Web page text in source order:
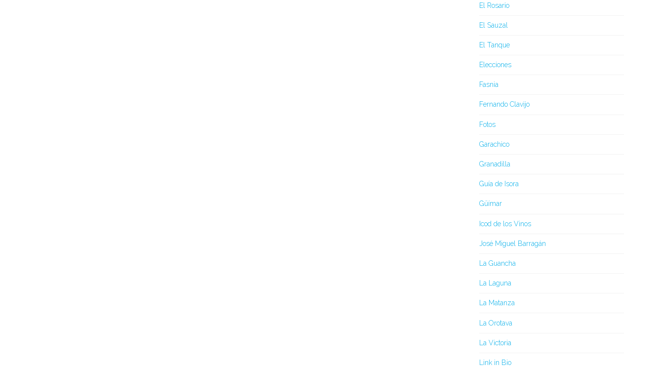
El Rosario
El Sauzal
El Tanque
Elecciones
Fasnia
Fernando Clavijo
Fotos
Garachico
Granadilla
Guía de Isora
Güímar
Icod de los Vinos
José Miguel Barragán
La Guancha
La Laguna
La Matanza
La Orotava
La Victoria
Link in Bio